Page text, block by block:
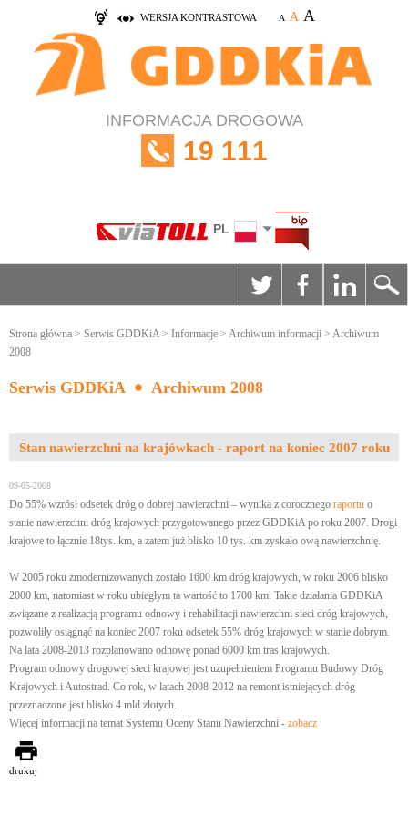
WERSJA KONTRASTOWA A A A
INFORMACJA DROGOWA
19 111
PL
Strona główna > Serwis GDDKiA> Informacje > Archiwum informacji > Archiwum
2008
Serwis GDDKiA Archiwum 2008
Stan nawierzchni na krajówkach - raport na koniec 2007 roku
09-05-2008
Do 55% wzrósł odsetek dróg o dobrej nawierzchni – wynika z corocznego raportu o
stanie nawierzchni dróg krajowych przygotowanego przez GDDKiA po roku 2007. Drogi
krajowe to łącznie 18tys. km, a zatem już blisko 10 tys. km zyskało ową nawierzchnię.
W 2005 roku zmodernizowanych zostało 1600 km dróg krajowych, w roku 2006 blisko
2000 km, natomiast w roku ubiegłym ta wartość to 1700 km. Takie działania GDDKiA
związane z realizacją programu odnowy i rehabilitacji nawierzchni sieci dróg krajowych,
pozwoliły osiągnąć na koniec 2007 roku odsetek 55% dróg krajowych w stanie dobrym.
Na lata 2008-2013 rozplanowano odnowę ponad 6000 km tras krajowych.
Program odnowy drogowej sieci krajowej jest uzupełnieniem Programu Budowy Dróg
Krajowych i Autostrad. Co rok, w latach 2008-2012 na remont istniejących dróg
przeznaczone jest blisko 4 mld złotych.
Więcej informacji na temat Systemu Oceny Stanu Nawierzchni - zobacz
drukuj